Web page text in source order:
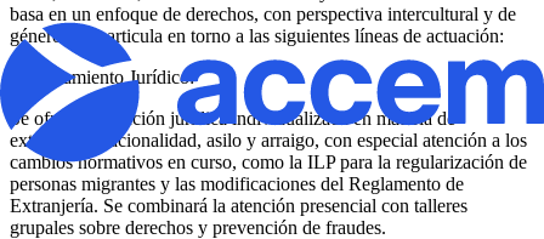
basa en un enfoque de derechos, con perspectiva intercultural y de
género, y se articula en torno a las siguientes líneas de actuación:
​Asesoramiento Jurídico:
​Se ofrecerá atención jurídica individualizada en materia de
extranjería, nacionalidad, asilo y arraigo, con especial atención a los
cambios normativos en curso, como la ILP para la regularización de
personas migrantes y las modificaciones del Reglamento de
Extranjería. Se combinará la atención presencial con talleres
grupales sobre derechos y prevención de fraudes.